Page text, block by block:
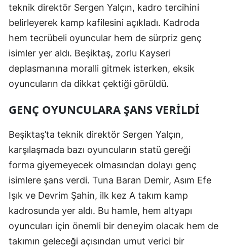
Eskişehir
Gaziantep
Giresun
Hatay
Isparta
Mersin
İzmir
Kars
teknik direktör Sergen Yalçın, kadro tercihini
belirleyerek kamp kafilesini açıkladı. Kadroda
hem tecrübeli oyuncular hem de sürpriz genç
isimler yer aldı. Beşiktaş, zorlu Kayseri
deplasmanına moralli gitmek isterken, eksik
oyuncuların da dikkat çektiği görüldü.
GENÇ OYUNCULARA ŞANS VERILDI
Beşiktaş’ta teknik direktör Sergen Yalçın,
karşılaşmada bazı oyuncuların statü gereği
forma giyemeyecek olmasından dolayı genç
isimlere şans verdi. Tuna Baran Demir, Asım Efe
Işık ve Devrim Şahin, ilk kez A takım kamp
kadrosunda yer aldı. Bu hamle, hem altyapı
oyuncuları için önemli bir deneyim olacak hem de
takımın geleceği açısından umut verici bir